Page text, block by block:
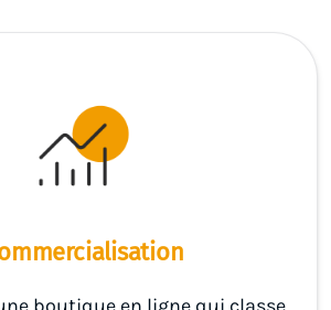
boutique en ligne qui classe